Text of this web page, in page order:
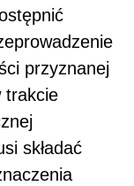
przyznanej
trakcie
składać